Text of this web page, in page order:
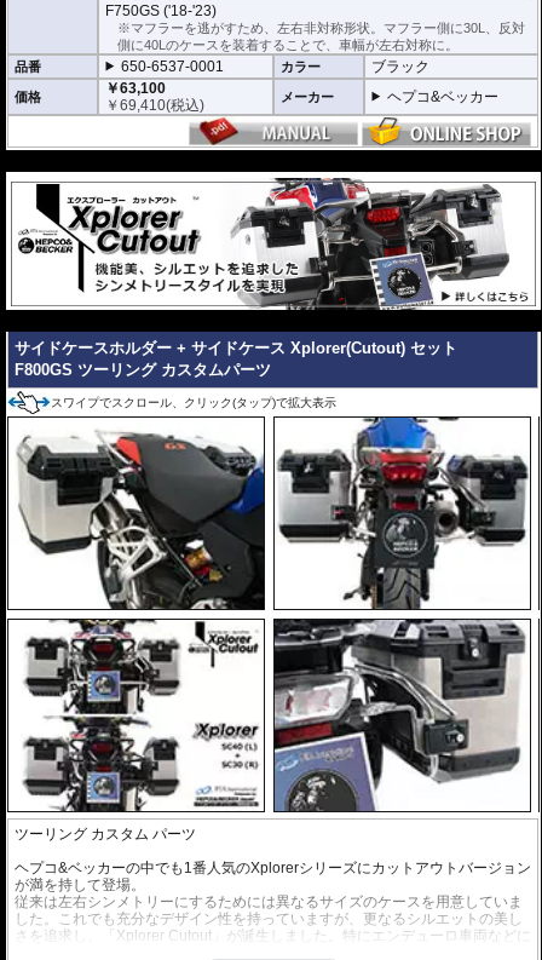
F750GS ('18-'23)
※マフラーを逃がすため、左右非対称形状。マフラー側に30L、反対
側に40Lのケースを装着することで、車幅が左右対称に。
品番
650-6537-0001 カラー ブラック
価格
￥63,100
￥69,410(税込) メーカー ヘプコ&ベッカー
サイドケースホルダー + サイドケース Xplorer(Cutout) セット
F800GS ツーリング カスタムパーツ
スワイプでスクロール、クリック(タップ)で拡大表示
ツーリング カスタム パーツ
ヘプコ&ベッカーの中でも1番人気のXplorerシリーズにカットアウトバージョン
が満を持して登場。
従来は左右シンメトリーにするためには異なるサイズのケースを用意していま
した。これでも充分なデザイン性を持っていますが、更なるシルエットの美し
さを追求し、「Xplorer Cutout」が誕生しました。特にエンデューロ車両などに